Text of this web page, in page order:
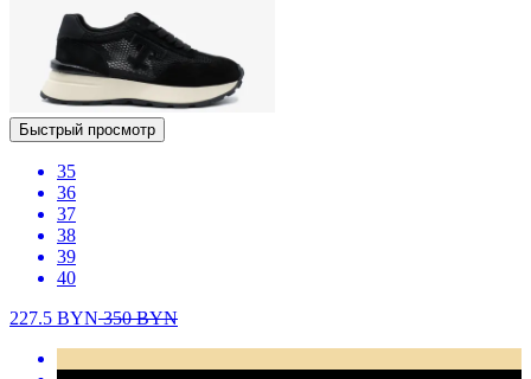
Быстрый просмотр
35
36
37
38
39
40
227.5 BYN350BYN